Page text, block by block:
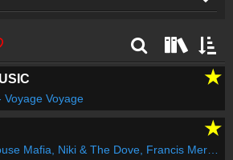
Arbabi
★
Voyage Voyage
★
Niki & The Dove, Francis Mercier - Lioness (Francis Mercier Remix)